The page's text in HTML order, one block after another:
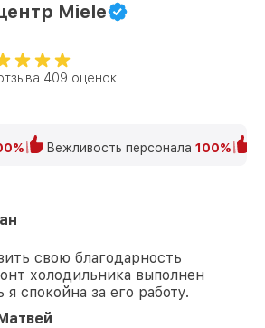
Miele
409 оценок
Вежливость персонала 100%
свою благодарность
холодильника выполнен
спокойна за его работу.